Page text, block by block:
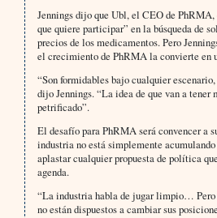
Jennings dijo que Ubl, el CEO de PhRMA,
que quiere participar” en la búsqueda de
precios de los medicamentos. Pero
el crecimiento de PhRMA la convierte en
“Son formidables bajo cualquier
dijo Jennings. “La idea de que van a tener
petrificado”.
El desafío para PhRMA será convencer a
industria no está simplemente acumulando
aplastar cualquier propuesta de política
agenda.
“La industria habla de jugar limpio… Pero
no están dispuestos a cambiar sus